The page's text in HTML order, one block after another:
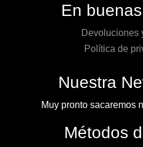
En
Devoluciones
Política de
Nuestra
Muy pronto sacaremos
Métodos